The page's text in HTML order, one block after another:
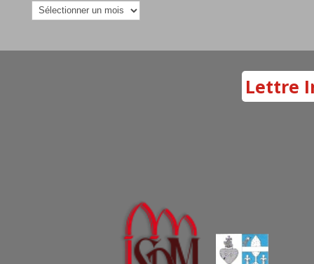
Archives
Lettre